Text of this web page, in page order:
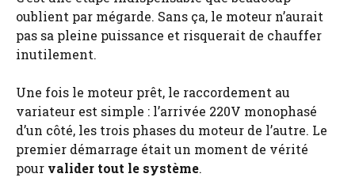
oublient par mégarde. Sans ça, le moteur n’aurait
pas sa pleine puissance et risquerait de chauffer
inutilement.
Une fois le moteur prêt, le raccordement au
variateur est simple : l’arrivée 220V monophasé
d’un côté, les trois phases du moteur de l’autre. Le
premier démarrage était un moment de vérité
pour valider tout le système.